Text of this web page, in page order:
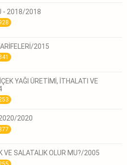
- 2018/2018
2015
YAĞI ÜRETİMİ, İTHALATI VE
2020
VE SALATALIK OLUR MU?/2005